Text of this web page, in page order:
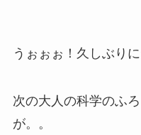
うぉぉぉ！久しぶり
次の大人の科学のふ
が。。